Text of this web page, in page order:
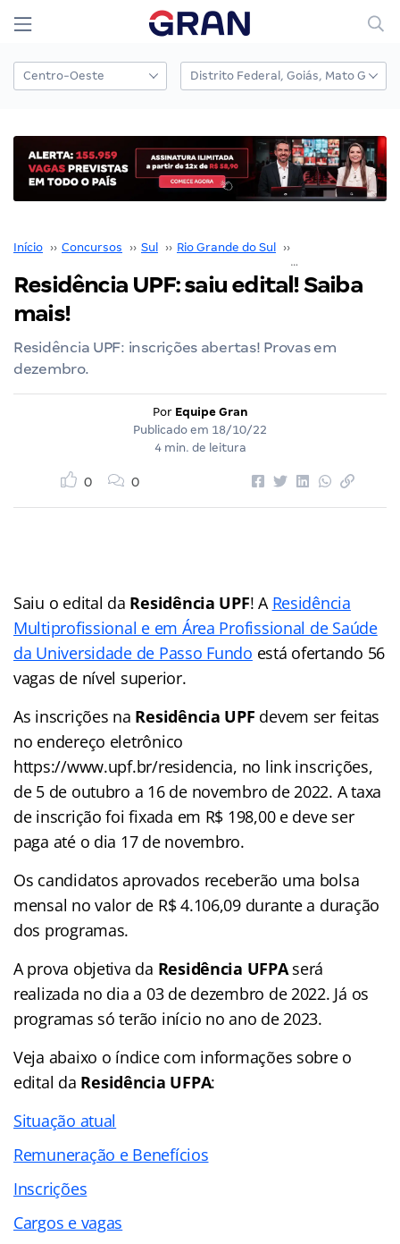
Início ›› Concursos ›› Sul ›› Rio Grande do Sul ››
Residência UPF: saiu edital! Saiba
mais!
Residência UPF: inscrições abertas! Provas em
dezembro.
Por Equipe Gran
Publicado em 18/10/22
4 min. de leitura
0 0
Saiu o edital da Residência UPF! A Residência
Multiprofissional e em Área Profissional de Saúde
da Universidade de Passo Fundo está ofertando 56
vagas de nível superior.
As inscrições na Residência UPF devem ser feitas
no endereço eletrônico
https://www.upf.br/residencia, no link inscrições,
de 5 de outubro a 16 de novembro de 2022. A taxa
de inscrição foi fixada em R$ 198,00 e deve ser
paga até o dia 17 de novembro.
Os candidatos aprovados receberão uma bolsa
mensal no valor de R$ 4.106,09 durante a duração
dos programas.
A prova objetiva da Residência UFPAserá
realizada no dia a 03 de dezembro de 2022. Já os
programas só terão início no ano de 2023.
Veja abaixo o índicecom informações sobre o
edital da Residência UFPA:
Situação atual
Remuneração e Benefícios
Inscrições
Cargos e vagas